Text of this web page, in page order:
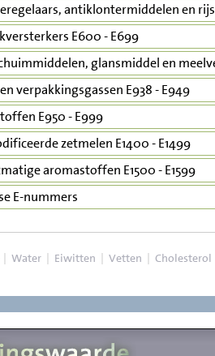
antiklontermiddelen en
E600 - E699
glansmiddel en
verpakkingsgassen E938 - E949
E950 - E999
zetmelen E1400 - E1499
aromastoffen E1500 - E1599
E-nummers
| Water | Eiwitten | Vetten | Cholesterol